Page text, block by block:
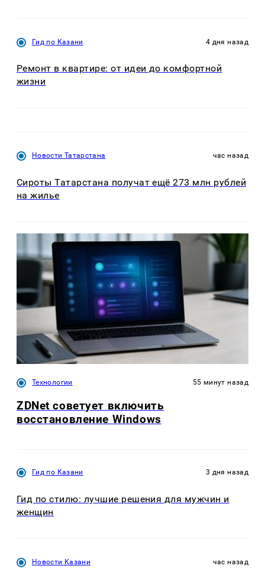
Гид по Казани 4 дня назад
Ремонт в квартире: от идеи до комфортной
жизни
Новости Татарстана час назад
Сироты Татарстана получат ещё 273 млн рублей
на жилье
Технологии 55 минут назад
ZDNet советует включить
восстановление Windows
Гид по Казани 3 дня назад
Гид по стилю: лучшие решения для мужчин и
женщин
Новости Казани час назад